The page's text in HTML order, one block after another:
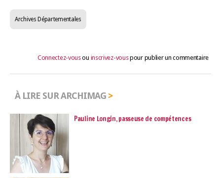
Archives Départementales
Connectez-vousou inscrivez-vouspour publier un commentaire
À LIRE SUR ARCHIMAG
Pauline Longin, passeuse de compétences